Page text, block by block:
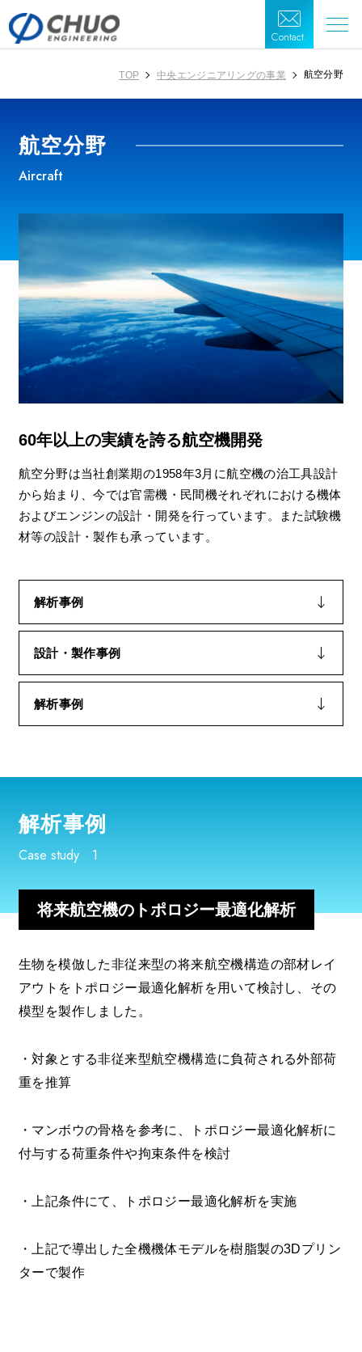
Contact.
TOP 中央エンジニアリングの事業 航空分野
航空分野
Aircraft
60年以上の実績を誇る航空機開発
航空分野は当社創業期の1958年3月に航空機の治工具設計
から始まり、今では官需機・民間機それぞれにおける機体
およびエンジンの設計・開発を行っています。また試験機
材等の設計・製作も承っています。
解析事例
設計・製作事例
解析事例
解析事例
Case study 1
将来航空機のトポロジー最適化解析
生物を模倣した非従来型の将来航空機構造の部材レイ
アウトをトポロジー最適化解析を用いて検討し、その
模型を製作しました。
・対象とする非従来型航空機構造に負荷される外部荷
重を推算
・マンボウの骨格を参考に、トポロジー最適化解析に
付与する荷重条件や拘束条件を検討
・上記条件にて、トポロジー最適化解析を実施
・上記で導出した全機機体モデルを樹脂製の3Dプリン
ターで製作